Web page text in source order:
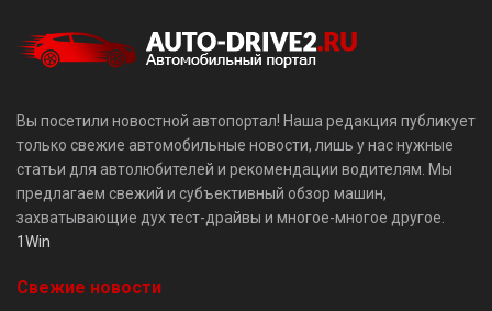
Вы посетили новостной автопортал! Наша редакция публикует
только свежие автомобильные новости, лишь у нас нужные
статьи для автолюбителей и рекомендации водителям. Мы
предлагаем свежий и субъективный обзор машин,
захватывающие дух тест-драйвы и многое-многое другое.
1Win
Свежие новости